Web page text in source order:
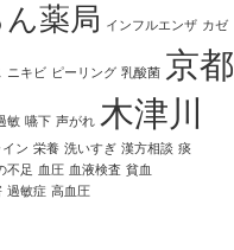
薬局 インフルエンザ カゼ
ニキビ ピーリング 乳酸菌 京都
敏 嚥下 声がれ 木津川
ン 栄養 洗いすぎ 漢方相談 痰
不足 血圧 血液検査 貧血
過敏症 高血圧